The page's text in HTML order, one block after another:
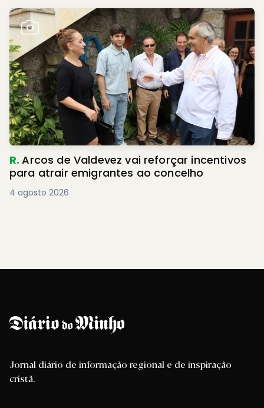
R.Arcos de Valdevez vai reforçar incentivos
para atrair emigrantes ao concelho
4 agosto 2026
Jornal diário de informação regional e de inspiração
cristã.